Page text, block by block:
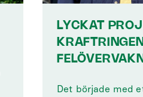
LYCKAT
Det började med